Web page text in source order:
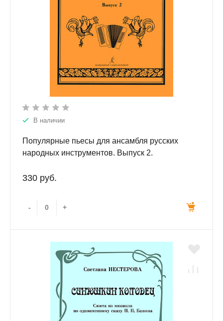
В наличии
Популярные пьесы для ансамбля русских
народных инструментов. Выпуск 2.
330 руб.
- +